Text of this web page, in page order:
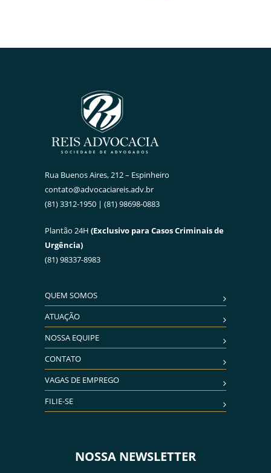
Rua Buenos Aires, 212 – Espinheiro
contato@advocaciareis.adv.br
(81) 3312-1950 | (81) 98698-0883
Plantão 24H (Exclusivo para Casos Criminais de
Urgência)
(81) 98337-8983
QUEM SOMOS
ATUAÇÃO
NOSSA EQUIPE
CONTATO
VAGAS DE EMPREGO
FILIE-SE
NOSSA NEWSLETTER